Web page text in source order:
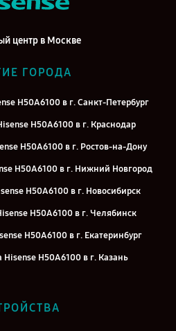
центр в Москве
ГОРОДА
H50A6100 в г. Санкт-Петербург
H50A6100 в г. Краснодар
H50A6100 в г. Ростов-на-Дону
H50A6100 в г. Нижний Новгород
H50A6100 в г. Новосибирск
H50A6100 в г. Челябинск
H50A6100 в г. Екатеринбург
Hisense H50A6100 в г. Казань
H50A6100 в г. Саратов